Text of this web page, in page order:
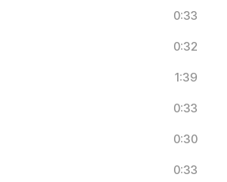
0:33
0:32
1:39
0:33
0:30
0:33